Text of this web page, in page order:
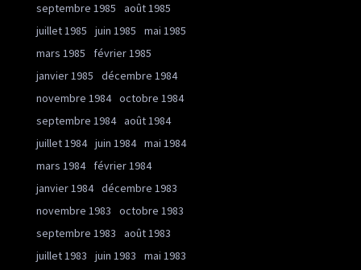
septembre 1985
août 1985
juillet 1985
juin 1985
mai 1985
mars 1985
février 1985
janvier 1985
décembre 1984
novembre 1984 octobre 1984
septembre 1984 août 1984
juillet 1984 juin 1984 mai 1984
mars 1984
février 1984
janvier 1984 décembre 1983
novembre 1983
octobre 1983
septembre 1983
août 1983
juillet 1983
juin 1983
mai 1983